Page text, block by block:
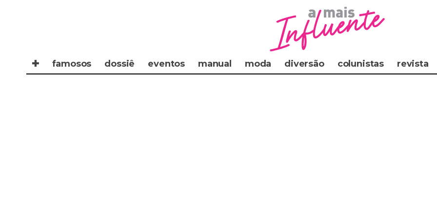
✚ famosos dossiê eventos manual moda diversão colunistas revista